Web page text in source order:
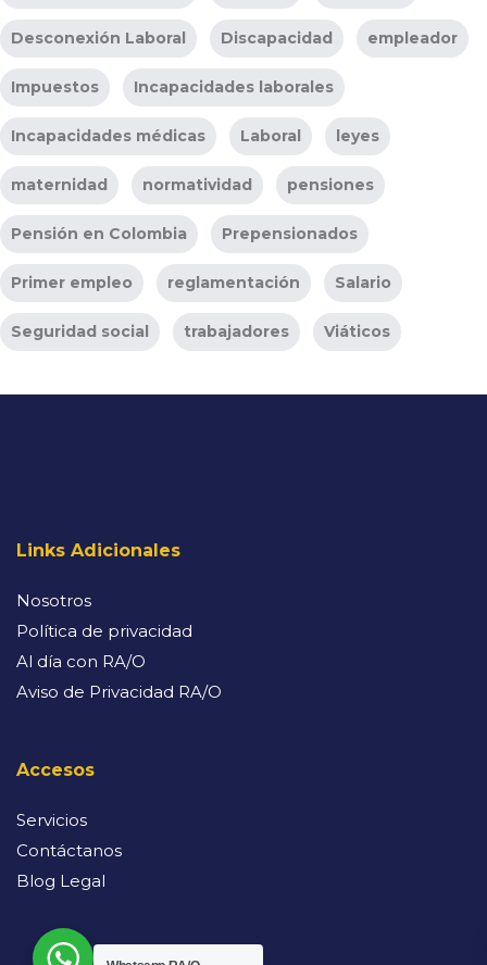
Desconexión Laboral Discapacidad empleador
Impuestos Incapacidades laborales
Incapacidades médicas Laboral leyes
maternidad normatividad pensiones
Pensión en Colombia Prepensionados
Primer empleo reglamentación Salario
Seguridad social trabajadores Viáticos
Links Adicionales
Nosotros
Política de privacidad
Al día con RA/O
Aviso de Privacidad RA/O
Accesos
Servicios
Contáctanos
Blog Legal